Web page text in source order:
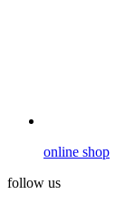
online shop
follow us